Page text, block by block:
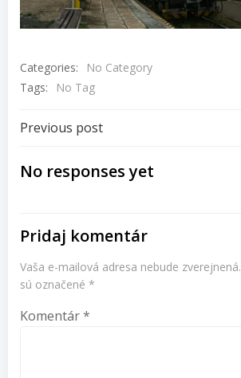
Categories:
No Category
Tags:
No Tag
Navigácia
v
Previous post
No responses yet
Pridaj komentár
Vaša e-mailová adresa nebude zverejnená.
sú označené *
Komentár*